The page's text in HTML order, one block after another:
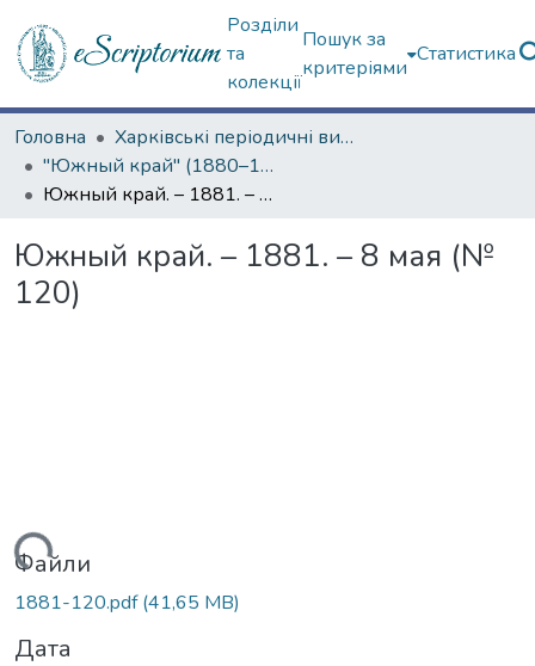
Розділи
та
колекції
Пошук за
критеріями
Статистика
Головна
Харківські періодичні видання
"Южный край" (1880–1919 гг.)
Южный край. – 1881. – 8 мая (№ 120)
Южный край. – 1881. – 8 мая (№
120)
Файли
1881-120.pdf(41,65 MB)
Дата